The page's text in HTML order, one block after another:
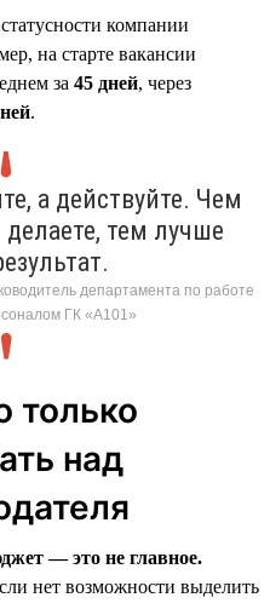
компании
на старте вакансии
за 45 дней, через
.
а действуйте. Чем
тем лучше
департамента по работе
ГК «А101»
только
над
— это не главное.
нет возможности выделить